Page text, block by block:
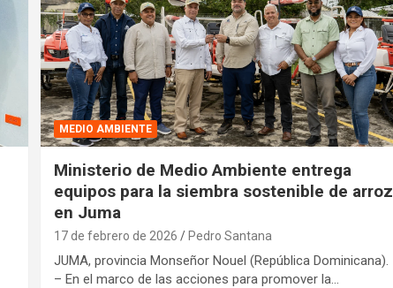
MEDIO AMBIENTE
Ministerio de Medio Ambiente entrega
equipos para la siembra sostenible de arroz
en Juma
17 de febrero de 2026 Pedro Santana
JUMA, provincia Monseñor Nouel (República Dominicana).
– En el marco de las acciones para promover la…